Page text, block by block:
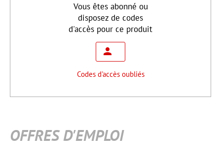
Vous êtes abonné ou
disposez de codes
d'accès pour ce produit
Codes d'accès oubliés
OFFRES D'EMPLOI